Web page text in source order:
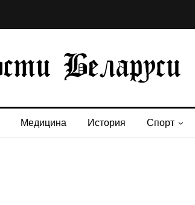
Медицина История Спорт